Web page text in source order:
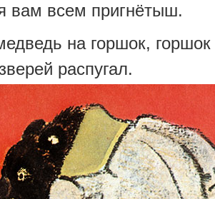
всем пригнётыш.
на горшок, горшок
распугал.